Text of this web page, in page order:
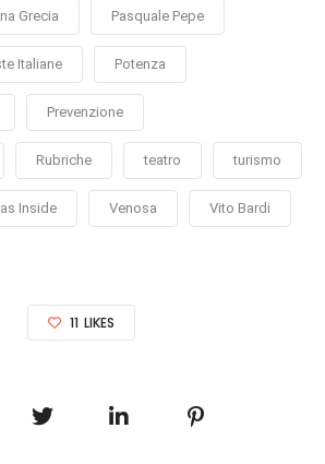
Grecia Pasquale Pepe
Italiane Potenza
Prevenzione
Rubriche teatro turismo
Inside Venosa Vito Bardi
11 LIKES